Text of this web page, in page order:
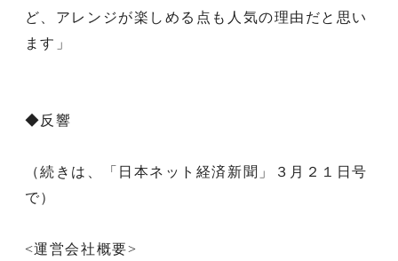
ど、アレンジが楽しめる点も人気の理由だと思い
ます」
◆反響
（続きは、「日本ネット経済新聞」３月２１日号
で）
<運営会社概要>